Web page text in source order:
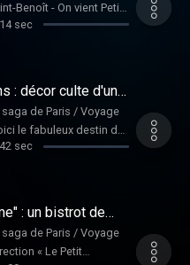
Benoît - On vient Petit
et le décor, les
et un téléphone en
sec
: décor culte d'un
Paris / Voyage
le fabuleux destin du
un bistrot
sec
: un bistrot de
joailliers
Paris / Voyage
« Le Petit